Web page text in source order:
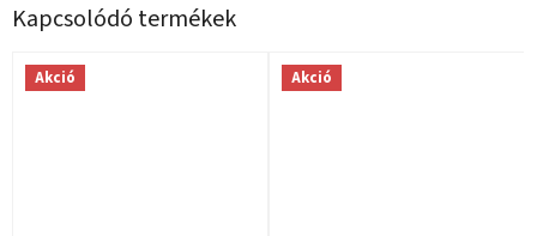
Kapcsolódó termékek
Akció Akció